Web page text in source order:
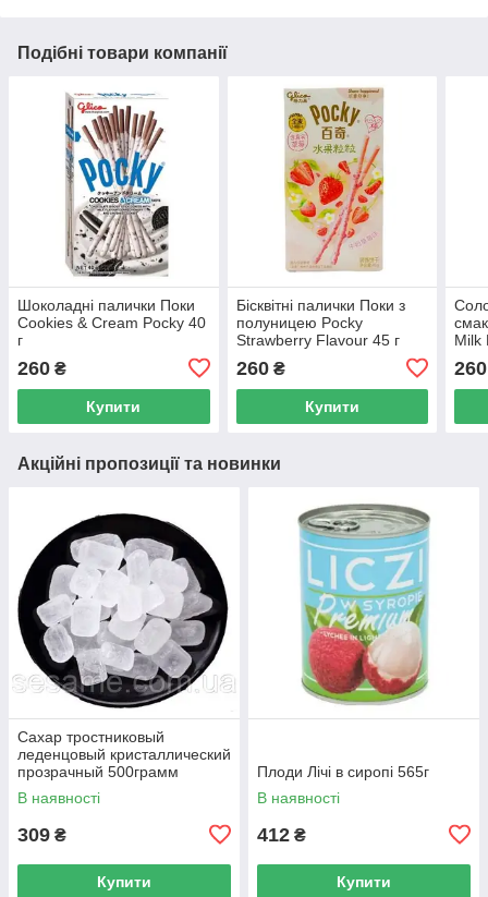
Подібні товари компанії
Шоколадні палички Поки
Cookies & Cream Pocky 40
г
260 ₴
Купити
Бісквітні палички Поки з
полуницею Pocky
Strawberry Flavour 45 г
260₴
Купити
Milk
260
Акційні пропозиції та новинки
Сахар тростниковый
леденцовый кристаллический
прозрачный 500грамм
(Вьетнам)
В наявності
309 ₴
Купити
Плоди Лічі в сиропі 565г
В наявності
412 ₴
Купити